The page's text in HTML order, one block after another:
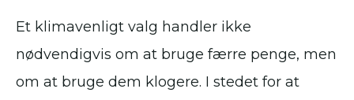
Et klimavenligt valg handler ikke
nødvendigvis om at bruge færre penge, men
om at bruge dem klogere. I stedet for at